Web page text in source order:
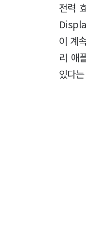
전력
이 계
리 애
있다